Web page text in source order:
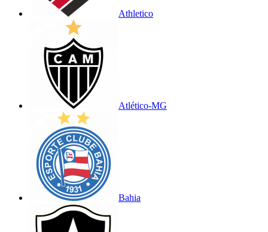
Athletico
Atlético-MG
Bahia